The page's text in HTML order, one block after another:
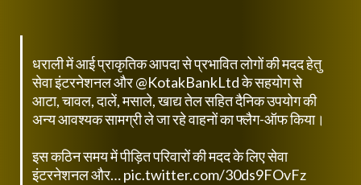
धराली में आई प्राकृतिक आपदा से प्रभावित लोगों की मदद हेतु
सेवा इंटरनेशनल और@KotakBankLtdके सहयोग से
आटा, चावल, दालें, मसाले, खाद्य तेल सहित दैनिक उपयोग की
अन्य आवश्यक सामग्री ले जा रहे वाहनों का फ्लैग-ऑफ किया।
इस कठिन समय में पीड़ित परिवारों की मदद के लिए सेवा
इंटरनेशनल और…pic.twitter.com/30ds9FOvFz